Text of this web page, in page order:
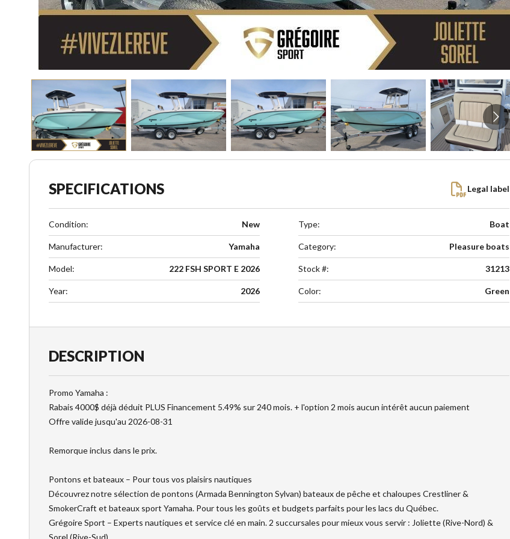
SPECIFICATIONS Legal label
Condition: New
Manufacturer: Yamaha
Model: 222 FSH SPORT E 2026
Year: 2026
Type: Boat
Category: Pleasure boats
Stock #: 31213
Color: Green
DESCRIPTION
Promo Yamaha :
Rabais 4000$ déjà déduit PLUS Financement 5.49% sur 240 mois. + l'option 2 mois aucun intérêt aucun paiement
Offre valide jusqu'au 2026-08-31
Remorque inclus dans le prix.
Pontons et bateaux – Pour tous vos plaisirs nautiques
Découvrez notre sélection de pontons (Armada Bennington Sylvan) bateaux de pêche et chaloupes Crestliner &
SmokerCraft et bateaux sport Yamaha. Pour tous les goûts et budgets parfaits pour les lacs du Québec.
Grégoire Sport – Experts nautiques et service clé en main. 2 succursales pour mieux vous servir : Joliette (Rive-Nord) &
Sorel (Rive-Sud).